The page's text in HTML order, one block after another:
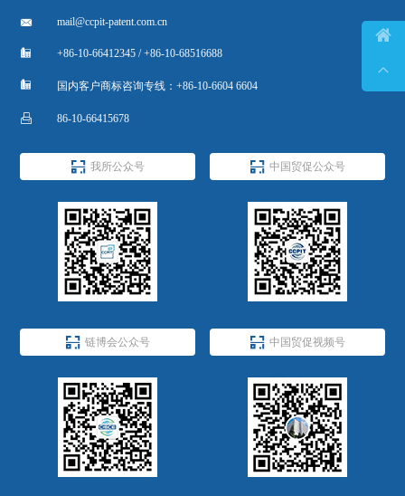
 mail@ccpit-patent.com.cn
 +86-10-66412345 / +86-10-68516688
 国内客户商标咨询专线：+86-10-6604 6604
 86-10-66415678
 我所公众号  中国贸促公众号
 链博会公众号  中国贸促视频号

